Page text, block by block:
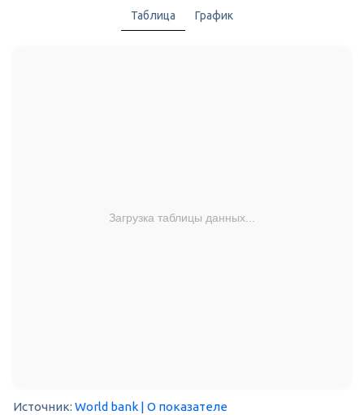
Таблица График
Загрузка таблицы данных...
Источник: World bank | О показателе